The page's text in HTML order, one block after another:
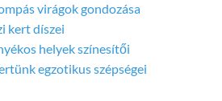
virágok gondozása
kert díszei
helyek színesítői
egzotikus szépségei